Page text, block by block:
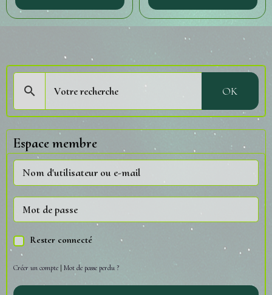
OK
Espace membre
Rester connecté
Créer un compte | Mot de passe perdu ?